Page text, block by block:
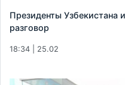
Президенты Узбекистана
разговор
18:34 | 25.02